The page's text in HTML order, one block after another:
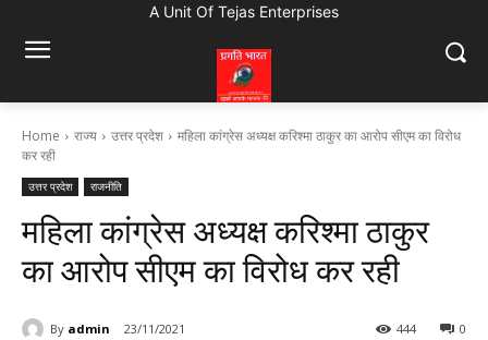
A Unit Of Tejas Enterprises
Home राज्य उत्तर प्रदेश
महिला कांग्रेस अध्यक्ष करिश्मा ठाकुर का आरोप सीएम का विरोध
कर रही
उत्तर प्रदेश राजनीति
महिला कांग्रेस अध्यक्ष करिश्मा ठाकुर
का आरोप सीएम का विरोध कर रही
By admin 23/11/2021 0
444